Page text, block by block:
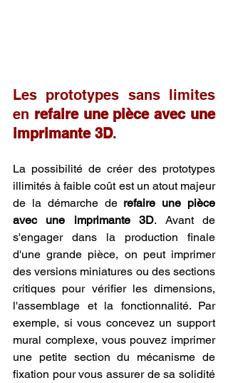
Les prototypes sans limites
en refaire une pièce avec une
imprimante 3D.
La possibilité de créer des prototypes
illimités à faible coût est un atout majeur
de la démarche de refaire une pièce
avec une imprimante 3D. Avant de
s'engager dans la production finale
d'une grande pièce, on peut imprimer
des versions miniatures ou des sections
critiques pour vérifier les dimensions,
l'assemblage et la fonctionnalité. Par
exemple, si vous concevez un support
mural complexe, vous pouvez imprimer
une petite section du mécanisme de
fixation pour vous assurer de sa solidité